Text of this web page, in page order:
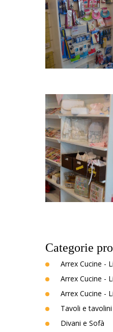
Categorie
Arrex Cucine -
Arrex Cucine -
Arrex Cucine -
Tavoli e tavolini
Divani e Sofà